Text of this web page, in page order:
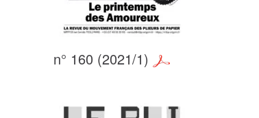
n° 160 (2021/1)